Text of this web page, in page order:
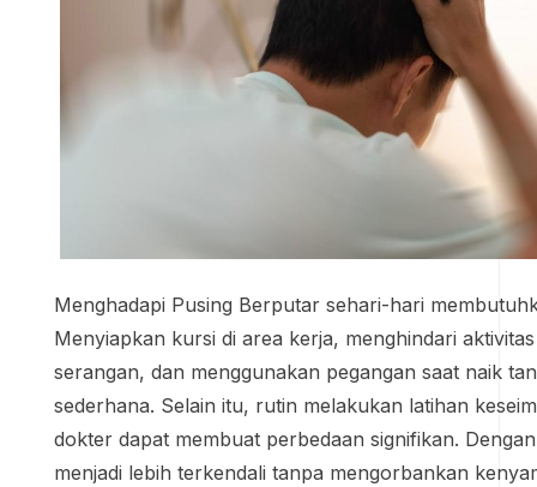
Menghadapi Pusing Berputar sehari-hari
Menyiapkan kursi di area kerja, menghindari
serangan, dan menggunakan pegangan saat naik
sederhana. Selain itu, rutin melakukan latihan
dokter dapat membuat perbedaan signifikan.
menjadi lebih terkendali tanpa mengorbankan